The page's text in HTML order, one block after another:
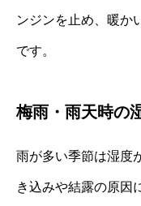
ンジンを止め、暖か
です。
梅雨・雨天時の
雨が多い季節は湿度
き込みや結露の原因